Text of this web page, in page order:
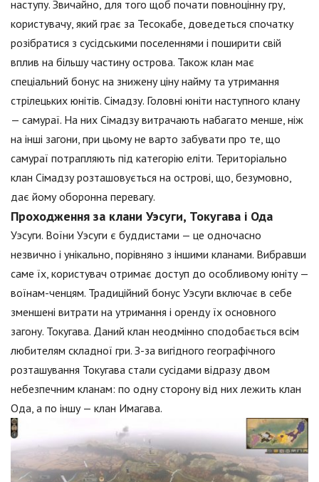
наступу. Звичайно, для того щоб почати повноцінну гру,
користувачу, який грає за Тесокабе, доведеться спочатку
розібратися з сусідськими поселеннями і поширити свій
вплив на більшу частину острова. Також клан має
спеціальний бонус на знижену ціну найму та утримання
стрілецьких юнітів. Сімадзу. Головні юніти наступного клану
— самураї. На них Сімадзу витрачають набагато менше, ніж
на інші загони, при цьому не варто забувати про те, що
самураї потрапляють під категорію еліти. Територіально
клан Сімадзу розташовується на острові, що, безумовно,
дає йому оборонна перевагу.
Проходження за клани Уэсуги, Токугава і Ода
Уэсуги. Воїни Уэсуги є буддистами — це одночасно
незвично і унікально, порівняно з іншими кланами. Вибравши
саме їх, користувач отримає доступ до особливому юніту —
воїнам-ченцям. Традиційний бонус Уэсуги включає в себе
зменшені витрати на утримання і оренду їх основного
загону. Токугава. Даний клан неодмінно сподобається всім
любителям складної гри. З-за вигідного географічного
розташування Токугава стали сусідами відразу двом
небезпечним кланам: по одну сторону від них лежить клан
Ода, а по іншу — клан Имагава.